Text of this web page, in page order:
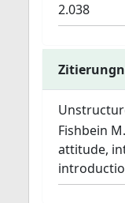
2.038
Fishbein
attitude,